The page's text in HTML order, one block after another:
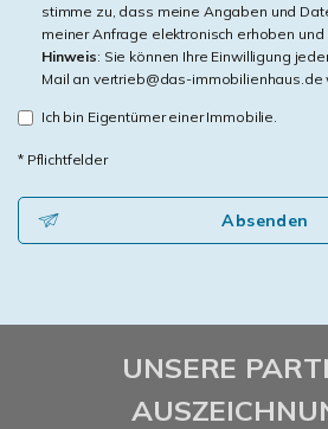
stimme zu, dass meine Angaben und
meiner Anfrage elektronisch erhoben
Hinweis: Sie können Ihre Einwilligung
Mail an vertrieb@das-immobilienhaus.de
Ich bin Eigentümer einer Immobilie.
* Pflichtfelder
Absenden
UNSERE